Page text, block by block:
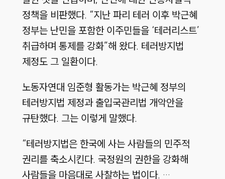
정책을 비판했다. “지난 파리 테러 이후 박근혜
정부는 난민을 포함한 이주민들을 ‘테러리스트’
취급하며 통제를 강화”해 왔다. 테러방지법
제정도 그 일환이다.
노동자연대 임준형 활동가는 박근혜 정부의
테러방지법 제정과 출입국관리법 개악안을
규탄했다. 그는 이렇게 말했다.
“테러방지법은 한국에 사는 사람들의 민주적
권리를 축소시킨다. 국정원의 권한을 강화해
사람들을 마음대로 사찰하는 법이다. …